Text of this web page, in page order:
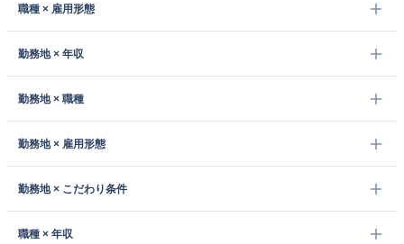
職種 × 雇用形態
勤務地 × 年収
勤務地 × 職種
勤務地 × 雇用形態
勤務地 × こだわり条件
職種 × 年収